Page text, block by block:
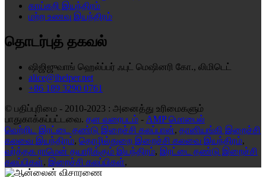
காய்கறி இயந்திரம்
மற்ற உணவு இயந்திரம்
தொடர்புத் தகவல்
ஷிஜிஜுவாங் ஹெல்ப்பர் ஃபுட் மெஷினரி கோ., லிமிடெட்
alice@ihelper.net
+86 189 3290 0761
© பதிப்புரிமை - 2010-2023 : அனைத்து உரிமைகளும்
பாதுகாக்கப்பட்டவை. தள வரைபடம் - AMP மொபைல்
வெற்றிட இரட்டை தண்டு இறைச்சி கலப்பான், தானியங்கி இறைச்சி
கலவை இயந்திரம், தொழில்துறை இறைச்சி கலவை இயந்திரம்,
வர்த்தக ராமென் தயாரிக்கும் இயந்திரம், இரட்டை தண்டு இறைச்சி
கலப்பிகள், இறைச்சி கலப்பிகள்,